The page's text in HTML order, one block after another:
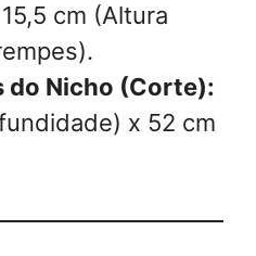
cm (Altura
do Nicho (Corte):
x 52 cm